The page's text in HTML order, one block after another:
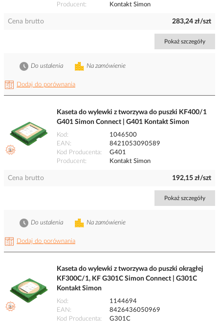
Producent
Kontakt Simon
Cena brutto 283,24 zł/szt
Pokaż szczegóły
Dodaj do porównania
Na zamówienie
Do ustalenia
Kaseta do wylewki z tworzywa do puszki KF400/1
G401 Simon Connect | G401 Kontakt Simon
Kod
1046500
EAN
8421053090589
Kod Producenta
G401
Producent
Kontakt Simon
Cena brutto 192,15 zł/szt
Pokaż szczegóły
Dodaj do porównania
Na zamówienie
Do ustalenia
Kaseta do wylewki z tworzywa do puszki okrągłej
KF300C/1, KF G301C Simon Connect | G301C
Kontakt Simon
Kod
1144694
EAN
8426436050969
Kod Producenta
G301C